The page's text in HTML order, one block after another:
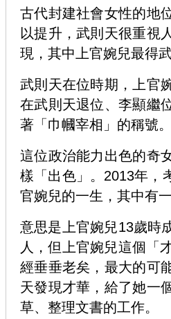
古代封建社會女性的地
以提升，武則天很重視
現，其中上官婉兒最得
武則天在位時期，上官
在武則天退位、 李顯繼
著「巾幗宰相」的稱號
這位政治能力出色的奇
樣「出色」。2013年，
官婉兒的一生，其中有
意思是上官婉兒13歲時
人，但上官婉兒這個「
經垂垂老矣，最大的可
天發現才華，給了她一
草、整理文書的工作。